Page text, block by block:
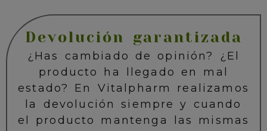
Devolución garantizada
¿Has cambiado de opinión? ¿El
producto ha llegado en mal
estado? En Vitalpharm realizamos
la devolución siempre y cuando
el producto mantenga las mismas